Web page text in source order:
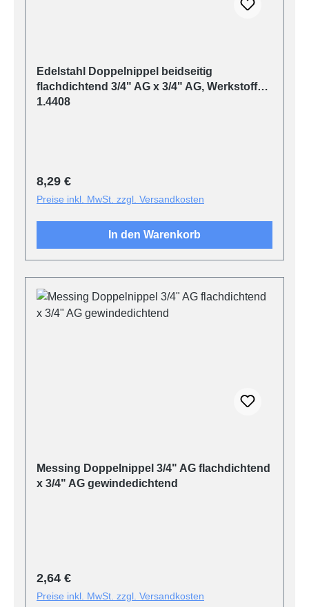
Edelstahl Doppelnippel beidseitig
flachdichtend 3/4" AG x 3/4" AG, Werkstoff
1.4408
Regulärer Preis:
8,29 €
Preise inkl. MwSt. zzgl. Versandkosten
In den Warenkorb
Messing Doppelnippel 3/4" AG flachdichtend
x 3/4" AG gewindedichtend
Regulärer Preis:
2,64 €
Preise inkl. MwSt. zzgl. Versandkosten